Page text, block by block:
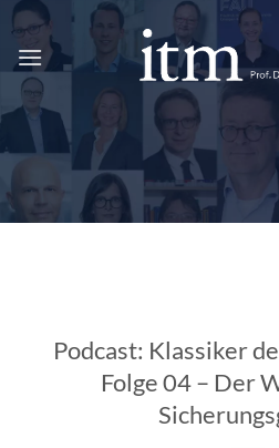
Zum
springen
Podcast: Klassiker
Folge 04 – Der